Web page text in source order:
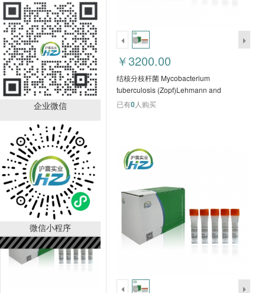
企业微信
微信小程序
已有 0人购买
Stbl2 感受态细胞
HZJ5118
￥1068.00
已有0人购买
￥3200.00
结核分枝杆菌 Mycobacterium
tuberculosis (Zopf)Lehmann and
Neumann H37Ra HZJ5132
已有0人购买